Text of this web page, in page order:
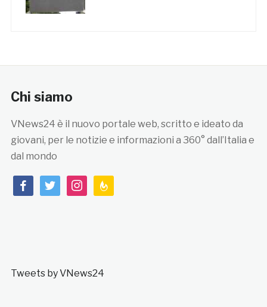
Chi siamo
VNews24 è il nuovo portale web, scritto e ideato da
giovani, per le notizie e informazioni a 360° dall’Italia e
dal mondo
facebooktwitterinstagramfeedburner
Tweets by VNews24